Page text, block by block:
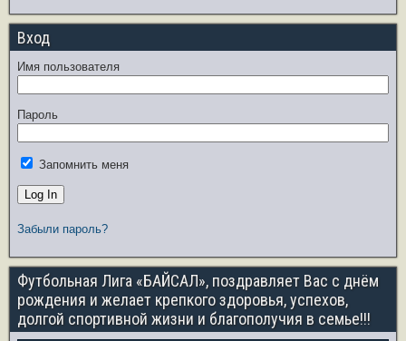
Вход
Имя пользователя
Пароль
Запомнить меня
Забыли пароль?
Футбольная Лига «БАЙСАЛ», поздравляет Вас с днём
рождения и желает крепкого здоровья, успехов,
долгой спортивной жизни и благополучия в семье!!!